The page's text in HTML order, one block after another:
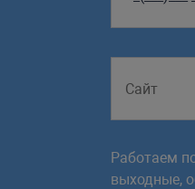
Работаем
выходные,